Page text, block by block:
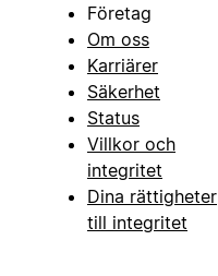
Företag
Om oss
Karriärer
Säkerhet
Status
Villkor och
integritet
Dina rättigheter
till integritet